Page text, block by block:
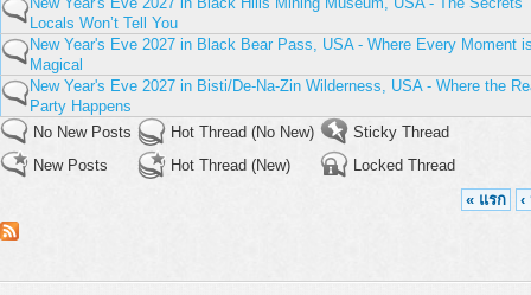
Locals Won’t Tell You
New Year's Eve 2027 in Black Bear Pass, USA - Where Every Moment
Magical
New Year's Eve 2027 in Bisti/De-Na-Zin Wilderness, USA - Where the
Party Happens
No New Posts
New Posts
Hot Thread (No New)
Hot Thread (New)
Sticky Thread
Locked Thread
« แรก